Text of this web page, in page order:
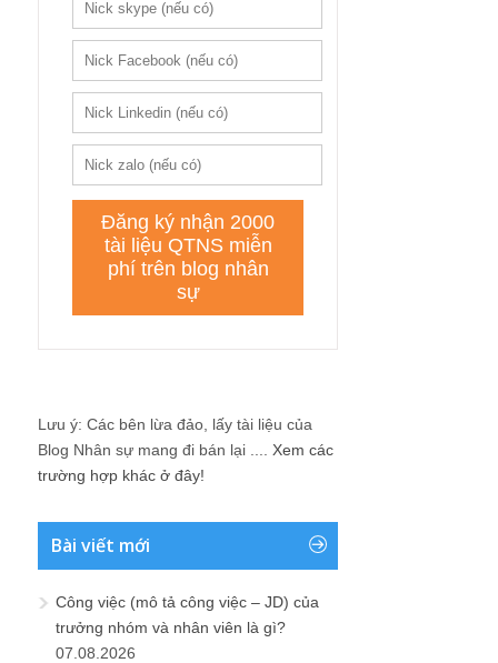
Lưu ý: Các bên lừa đảo, lấy tài liệu của
Blog Nhân sự mang đi bán lại .... Xem các
trường hợp khác ở đây!
Bài viết mới
Công việc (mô tả công việc – JD) của
trưởng nhóm và nhân viên là gì?
07.08.2026